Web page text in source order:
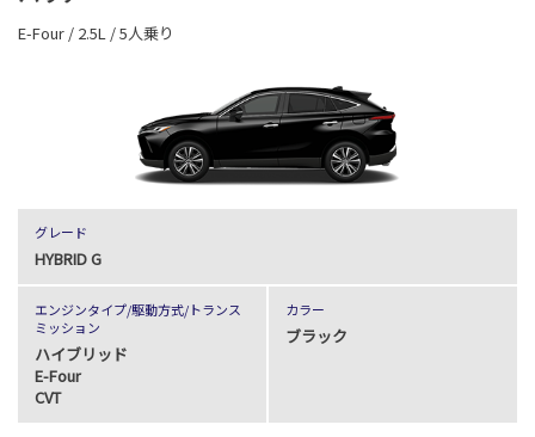
E-Four / 2.5L / 5人乗り
グレード
HYBRID G
エンジンタイプ/駆動方式/トランス
ミッション
ハイブリッド
E-Four
CVT
カラー
ブラック